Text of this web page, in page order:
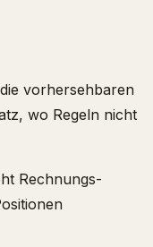
vorhersehbaren
wo Regeln nicht
Rechnungs-